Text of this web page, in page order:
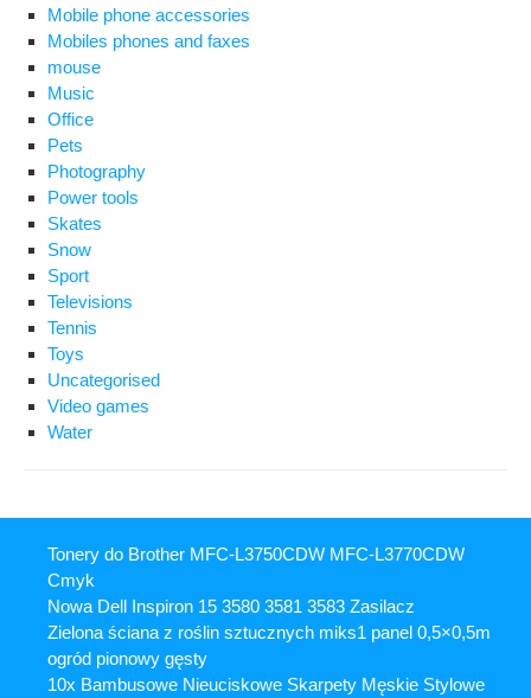
Mobile phone accessories
Mobiles phones and faxes
mouse
Music
Office
Pets
Photography
Power tools
Skates
Snow
Sport
Televisions
Tennis
Toys
Uncategorised
Video games
Water
Tonery do Brother MFC-L3750CDW MFC-L3770CDW
Cmyk
Nowa Dell Inspiron 15 3580 3581 3583 Zasilacz
Zielona ściana z roślin sztucznych miks1 panel 0,5×0,5m
ogród pionowy gęsty
10x Bambusowe Nieuciskowe Skarpety Męskie Stylowe